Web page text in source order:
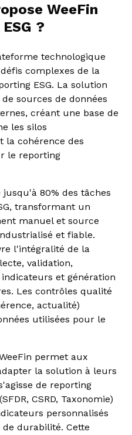
WeeFin
?
technologique
complexes de la
ESG. La solution
sources de données
créant une base de
les silos
la cohérence des
le reporting
80% des tâches
transformant un
manuel et source
et fiable.
l'intégralité de la
validation,
et génération
Les contrôles qualité
actualité)
utilisées pour le
permet aux
la solution à leurs
de reporting
CSRD, Taxonomie)
personnalisés
durabilité. Cette